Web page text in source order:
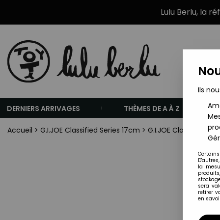
Lulu Berlu, la
DERNIERS ARRIVAGES THÈMES DE A À Z
Accueil > G.I.JOE Classified Series 17cm > G.I.JOE Classified
Ils
la
sera
retirer
en